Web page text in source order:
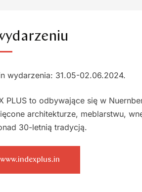
wydarzenia: 31.05-02.06.2024.
PLUS to odbywające się w
architekturze, meblarstwu,
30-letnią tradycją.
www.indexplus.in